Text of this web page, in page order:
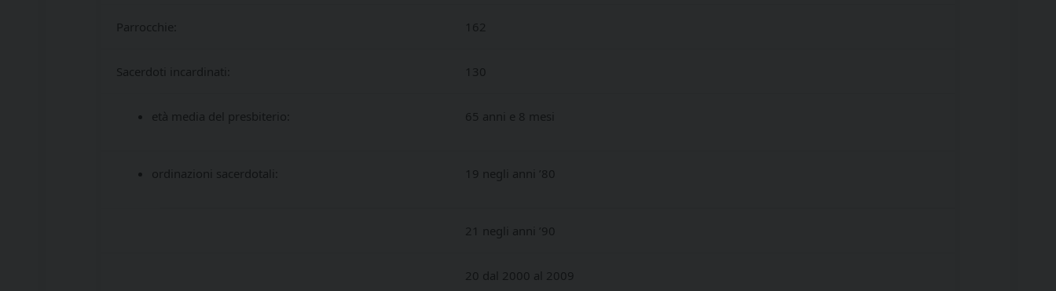
Parrocchie: 162
Sacerdoti incardinati: 130
età media del presbiterio: 65 anni e 8 mesi
ordinazioni sacerdotali: 19 negli anni ’80
21 negli anni ’90
20 dal 2000 al 2009